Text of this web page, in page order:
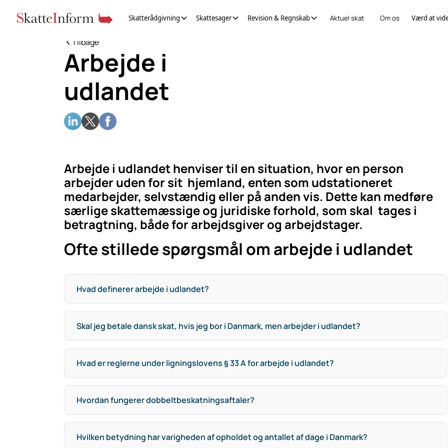
Skatterådgivning Skattesager Revision & Regnskab Aktuel skat Om os Værd at
Tilbage
Arbejde i
udlandet
Arbejde i udlandet henviser til en situation, hvor en person
arbejder uden for sit hjemland, enten som udstationeret
medarbejder, selvstændig eller på anden vis. Dette kan medføre
særlige skattemæssige og juridiske forhold, som skal tages i
betragtning, både for arbejdsgiver og arbejdstager.
Ofte stillede spørgsmål om arbejde i udlandet
Hvad definerer arbejde i udlandet?
Skal jeg betale dansk skat, hvis jeg bor i Danmark, men arbejder i udlandet?
Hvad er reglerne under ligningslovens § 33 A for arbejde i udlandet?
Hvordan fungerer dobbeltbeskatningsaftaler?
Hvilken betydning har varigheden af opholdet og antallet af dage i Danmark?